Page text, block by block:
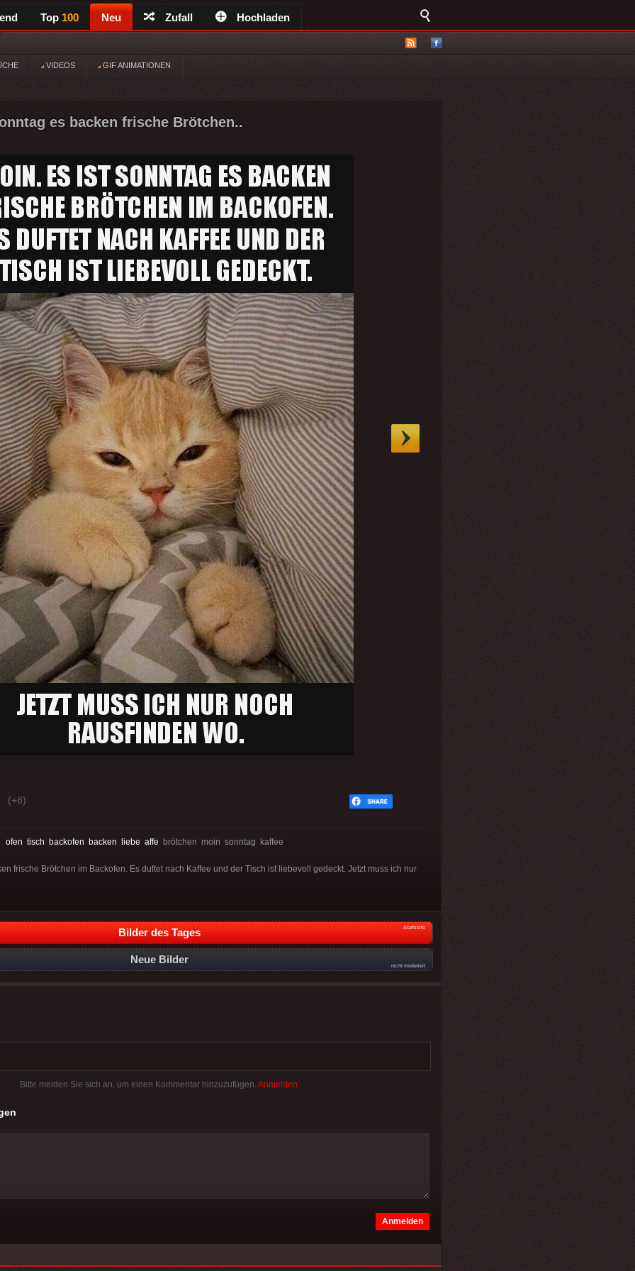
Top 100 Neu Zufall Hochladen
VIDEOS GIF ANIMATIONEN
es backen frische Brötchen..
(+8)
ofen tisch backofen backen liebe affe brötchen moin sonntag kaffee
frische Brötchen im Backofen. Es duftet nach Kaffee und der Tisch ist liebevoll gedeckt. Jetzt muss ich nur
Bilder des Tages Startseite
Neue Bilder
nicht moderiert
Bitte melden Sie sich an, um einen Kommentar hinzuzufügen. Anmelden